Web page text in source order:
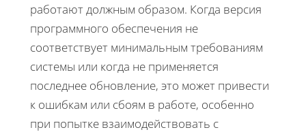
работают должным образом. Когда версия
программного обеспечения не
соответствует минимальным требованиям
системы или когда не применяется
последнее обновление, это может привести
к ошибкам или сбоям в работе, особенно
при попытке взаимодействовать с